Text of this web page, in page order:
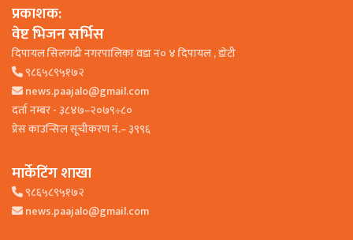
प्रकाशक:
वेष्ट भिजन सर्भिस
दिपायल सिलगढी नगरपालिका वडा न० ४ दिपायल , डाेटी
९८६५८९५१७२
news.paajalo@gmail.com
दर्ता नम्बर - ३८४७–२०७९÷८०
प्रेस काउन्सिल सूचीकरण नं.– ३९९६
मार्केटिंग शाखा
९८६५८९५१७२
news.paajalo@gmail.com